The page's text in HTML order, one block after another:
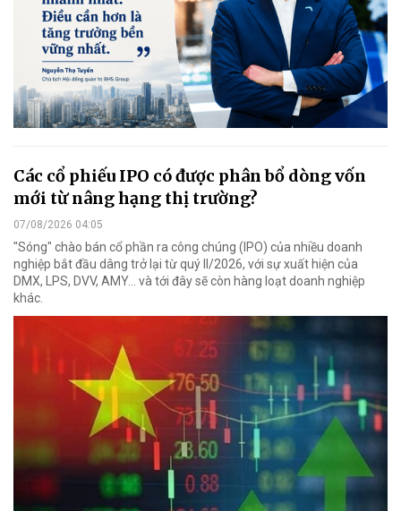
Các cổ phiếu IPO có được phân bổ dòng vốn
mới từ nâng hạng thị trường?
07/08/2026 04:05
"Sóng" chào bán cổ phần ra công chúng (IPO) của nhiều doanh
nghiệp bắt đầu dâng trở lại từ quý II/2026, với sự xuất hiện của
DMX, LPS, DVV, AMY... và tới đây sẽ còn hàng loạt doanh nghiệp
khác.